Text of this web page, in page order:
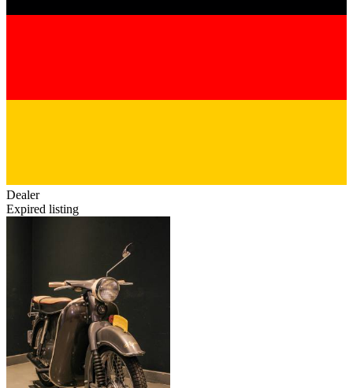
Dealer
Expired listing